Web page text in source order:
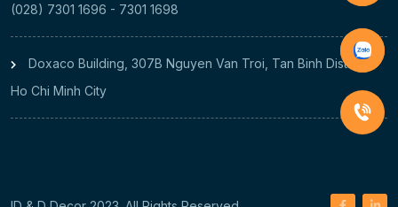
(028) 7301 1696 - 7301 1698
Doxaco Building, 307B Nguyen Van Troi, Tan Binh District,
Ho Chi Minh City